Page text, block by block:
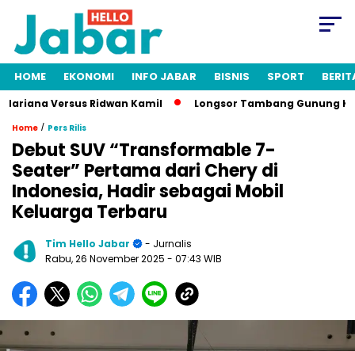
HOME EKONOMI INFO JABAR BISNIS SPORT
Versus Ridwan Kamil Longsor Tambang Gunung Kuda
Home / Pers Rilis
Debut SUV “Transformable 7-
Seater” Pertama dari Chery di
Indonesia, Hadir sebagai Mobil
Keluarga Terbaru
Tim Hello Jabar
- Jurnalis
Rabu, 26 November 2025 - 07:43 WIB